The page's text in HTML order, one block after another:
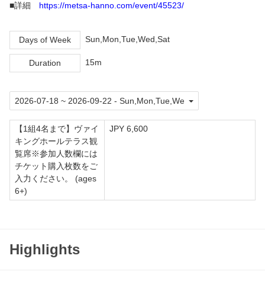
■詳細 https://metsa-hanno.com/event/45523/
Days of Week Sun,Mon,Tue,Wed,Sat
Duration 15m
【1組4名まで】ヴァイ
キングホールテラス観
覧席※参加人数欄には
チケット購入枚数をご
入力ください。 (ages
6+)
JPY 6,600
Highlights